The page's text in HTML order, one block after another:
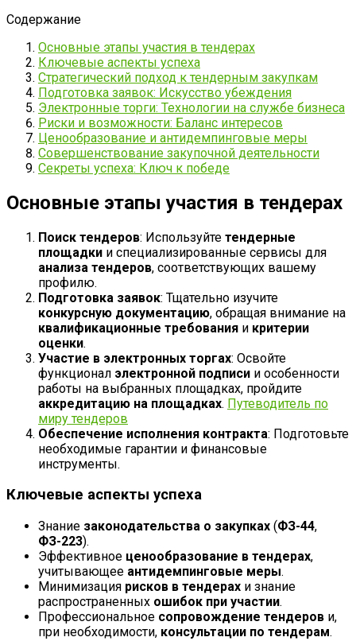
Содержание
Основные этапы участия в тендерах
Ключевые аспекты успеха
Стратегический подход к тендерным закупкам
Подготовка заявок: Искусство убеждения
Электронные торги: Технологии на службе бизнеса
Риски и возможности: Баланс интересов
Ценообразование и антидемпинговые меры
Совершенствование закупочной деятельности
Секреты успеха: Ключ к победе
Основные этапы участия в тендерах
Поиск тендеров: Используйте тендерные
площадки и специализированные сервисы для
анализа тендеров, соответствующих вашему
профилю.
Подготовка заявок: Тщательно изучите
конкурсную документацию, обращая внимание на
квалификационные требования и критерии
оценки.
Участие в электронных торгах: Освойте
функционал электронной подписи и особенности
работы на выбранных площадках, пройдите
аккредитацию на площадках. Путеводитель по
миру тендеров
Обеспечение исполнения контракта: Подготовьте
необходимые гарантии и финансовые
инструменты.
Ключевые аспекты успеха
Знание законодательства о закупках (ФЗ-44,
ФЗ-223).
Эффективное ценообразование в тендерах,
учитывающее антидемпинговые меры.
Минимизация рисков в тендерах и знание
распространенных ошибок при участии.
Профессиональное сопровождение тендеров и,
при необходимости, консультации по тендерам.